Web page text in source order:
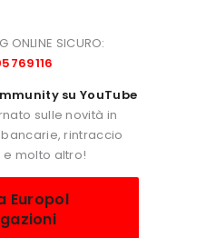
ONLINE SICURO:
su YouTube
sulle novità in
rintraccio
molto altro!
Europol